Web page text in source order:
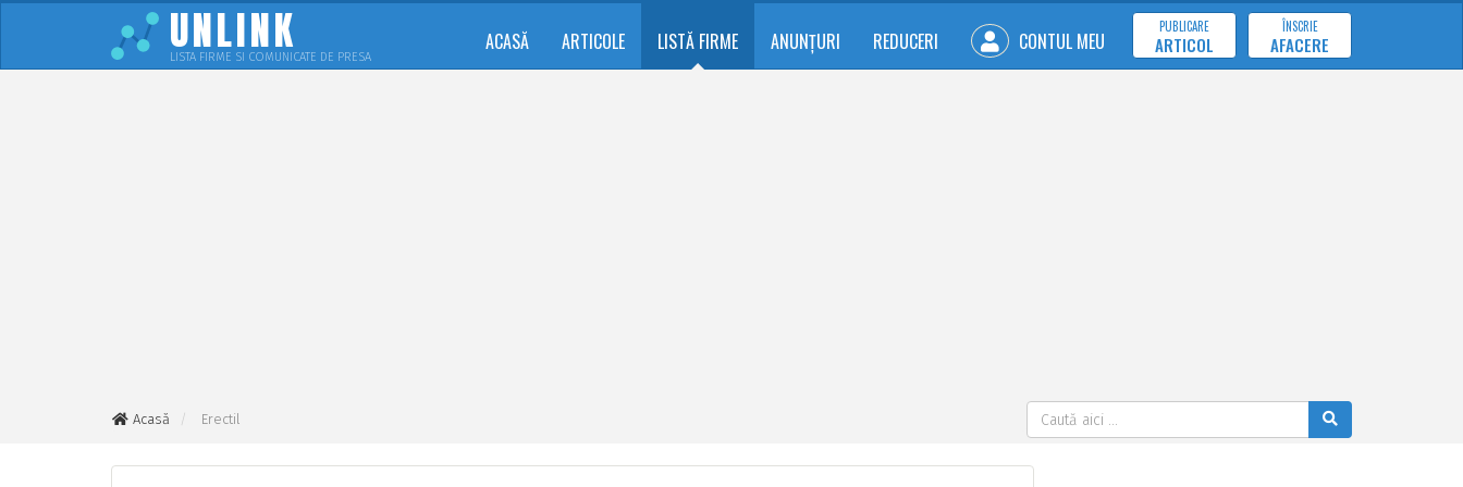
UNLINK
LISTA FIRME SI COMUNICATE DE PRESA
ACASĂ ARTICOLE LISTĂ FIRME ANUNȚURI REDUCERI CONTUL MEU
PUBLICARE
ARTICOL
ÎNSCRIE
AFACERE
Acasă Erectil